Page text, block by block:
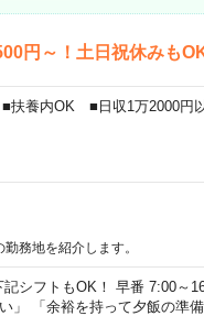
円～！土日祝休みもOK
養内OK ■日収1万2000円
務地を紹介します。
シフトもOK！ 早番 7:00～
」 「余裕を持って夕飯の準